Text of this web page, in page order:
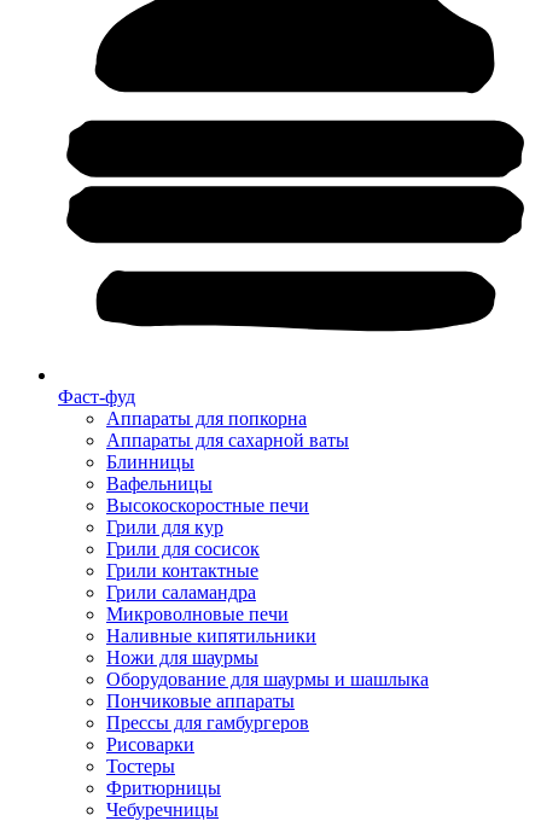
Фаст-фуд
Аппараты для попкорна
Аппараты для сахарной ваты
Блинницы
Вафельницы
Высокоскоростные печи
Грили для кур
Грили для сосисок
Грили контактные
Грили саламандра
Микроволновые печи
Наливные кипятильники
Ножи для шаурмы
Оборудование для шаурмы и шашлыка
Пончиковые аппараты
Прессы для гамбургеров
Рисоварки
Тостеры
Фритюрницы
Чебуречницы